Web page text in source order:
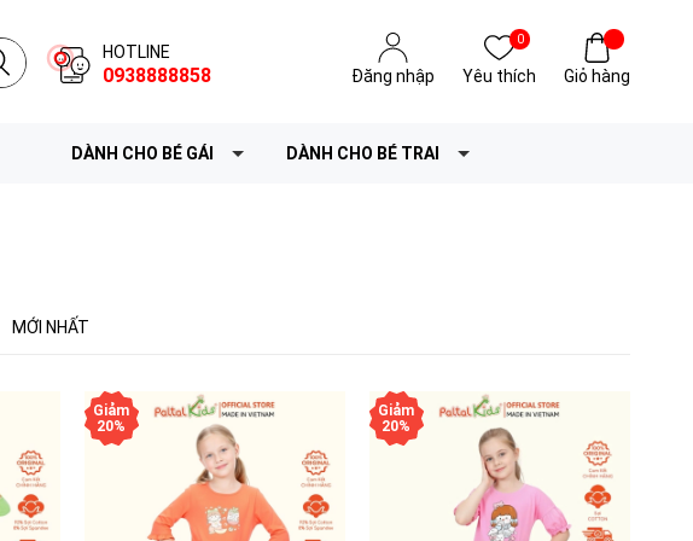
HOTLINE
0938888858 Đăng nhập
0
Yêu thích Giỏ hàng
DÀNH CHO BÉ GÁI DÀNH CHO BÉ TRAI
MỚI NHẤT